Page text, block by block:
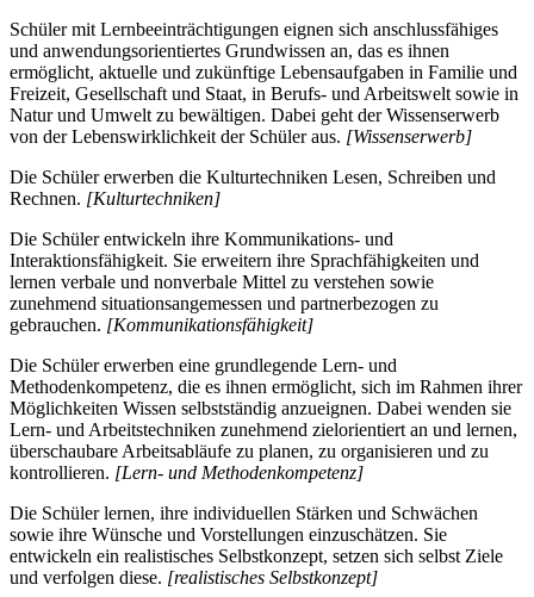
Schüler mit Lernbeeinträchtigungen eignen sich anschlussfähiges
und anwendungsorientiertes Grundwissen an, das es ihnen
ermöglicht, aktuelle und zukünftige Lebensaufgaben in Familie und
Freizeit, Gesellschaft und Staat, in Berufs- und Arbeitswelt sowie in
Natur und Umwelt zu bewältigen. Dabei geht der Wissenserwerb
von der Lebenswirklichkeit der Schüler aus. [Wissenserwerb]
Die Schüler erwerben die Kulturtechniken Lesen, Schreiben und
Rechnen. [Kulturtechniken]
Die Schüler entwickeln ihre Kommunikations- und
Interaktionsfähigkeit. Sie erweitern ihre Sprachfähigkeiten und
lernen verbale und nonverbale Mittel zu verstehen sowie
zunehmend situationsangemessen und partnerbezogen zu
gebrauchen. [Kommunikationsfähigkeit]
Die Schüler erwerben eine grundlegende Lern- und
Methodenkompetenz, die es ihnen ermöglicht, sich im Rahmen ihrer
Möglichkeiten Wissen selbstständig anzueignen. Dabei wenden sie
Lern- und Arbeitstechniken zunehmend zielorientiert an und lernen,
überschaubare Arbeitsabläufe zu planen, zu organisieren und zu
kontrollieren. [Lern- und Methodenkompetenz]
Die Schüler lernen, ihre individuellen Stärken und Schwächen
sowie ihre Wünsche und Vorstellungen einzuschätzen. Sie
entwickeln ein realistisches Selbstkonzept, setzen sich selbst Ziele
und verfolgen diese. [realistisches Selbstkonzept]